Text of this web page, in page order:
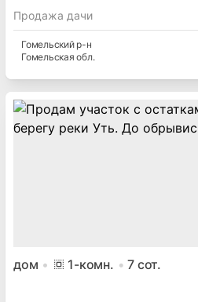
Продажа дачи
Гомельскийр-н
Гомельская обл.
дом 1-комн. 7 сот.